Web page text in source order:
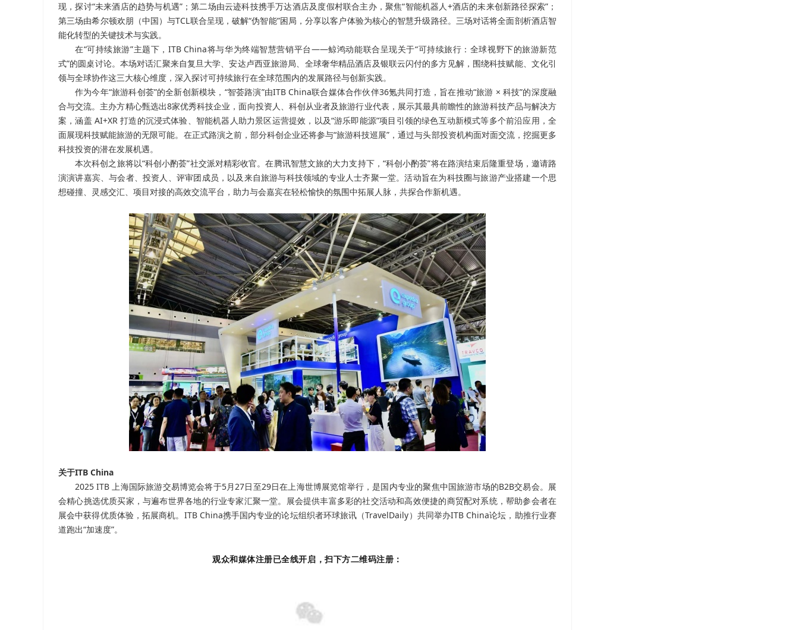
现，探讨“未来酒店的趋势与机遇”；第二场由云迹科技携手万达酒店及度假村联合主办，聚焦“智能机器人+酒店的未来创新路径探索”；
第三场由希尔顿欢朋（中国）与TCL联合呈现，破解“伪智能”困局，分享以客户体验为核心的智慧升级路径。三场对话将全面剖析酒店智
能化转型的关键技术与实践。
在“可持续旅游”主题下，ITB China将与华为终端智慧营销平台——鲸鸿动能联合呈现关于“可持续旅行：全球视野下的旅游新范
式”的圆桌讨论。本场对话汇聚来自复旦大学、安达卢西亚旅游局、全球奢华精品酒店及银联云闪付的多方见解，围绕科技赋能、文化引
领与全球协作这三大核心维度，深入探讨可持续旅行在全球范围内的发展路径与创新实践。
作为今年“旅游科创荟”的全新创新模块，“智荟路演”由ITB China联合媒体合作伙伴36氪共同打造，旨在推动“旅游 × 科技”的深度融
合与交流。主办方精心甄选出8家优秀科技企业，面向投资人、科创从业者及旅游行业代表，展示其最具前瞻性的旅游科技产品与解决方
案，涵盖 AI+XR 打造的沉浸式体验、智能机器人助力景区运营提效，以及“游乐即能源”项目引领的绿色互动新模式等多个前沿应用，全
面展现科技赋能旅游的无限可能。在正式路演之前，部分科创企业还将参与“旅游科技巡展”，通过与头部投资机构面对面交流，挖掘更多
科技投资的潜在发展机遇。
本次科创之旅将以“科创小酌荟”社交派对精彩收官。在腾讯智慧文旅的大力支持下，“科创小酌荟”将在路演结束后隆重登场，邀请路
演演讲嘉宾、与会者、投资人、评审团成员，以及来自旅游与科技领域的专业人士齐聚一堂。活动旨在为科技圈与旅游产业搭建一个思
想碰撞、灵感交汇、项目对接的高效交流平台，助力与会嘉宾在轻松愉快的氛围中拓展人脉，共探合作新机遇。
关于ITB China
2025 ITB 上海国际旅游交易博览会将于5月27日至29日在上海世博展览馆举行，是国内专业的聚焦中国旅游市场的B2B交易会。展
会精心挑选优质买家，与遍布世界各地的行业专家汇聚一堂。展会提供丰富多彩的社交活动和高效便捷的商贸配对系统，帮助参会者在
展会中获得优质体验，拓展商机。ITB China携手国内专业的论坛组织者环球旅讯（TravelDaily）共同举办ITB China论坛，助推行业赛
道跑出“加速度”。
观众和媒体注册已全线开启，扫下方二维码注册：